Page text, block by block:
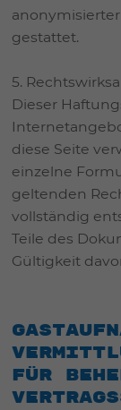
gestattet.
5.
Dieser
diese Seite
einzelne
geltenden
vollständig
Teile des
Gültigkeit
für